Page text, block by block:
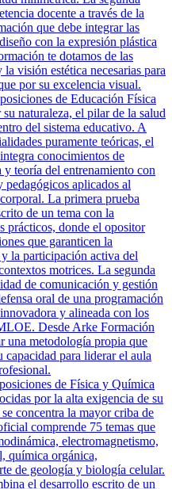
docente a través de la
que debe integrar las
con la expresión plástica
te dotamos de las
visión estética necesarias para
por su excelencia visual.
de Educación Física
naturaleza, el pilar de la salud
del sistema educativo. A
puramente teóricas, el
conocimientos de
teoría del entrenamiento con
pedagógicos aplicados al
La primera prueba
de un tema con la
prácticos, donde el opositor
que garanticen la
la participación activa del
motrices. La segunda
de comunicación y gestión
oral de una programación
y alineada con los
Desde Arke Formación
una metodología propia que
capacidad para liderar el aula
de Física y Química
por la alta exigencia de su
concentra la mayor criba de
comprende 75 temas que
electromagnetismo,
química orgánica,
de geología y biología celular.
el desarrollo escrito de un